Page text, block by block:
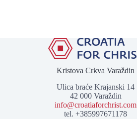
Kristova Crkva Varaždin
Ulica braće Krajanski 14
42 000 Varaždin
info@croatiaforchrist.com
tel. +385997671178